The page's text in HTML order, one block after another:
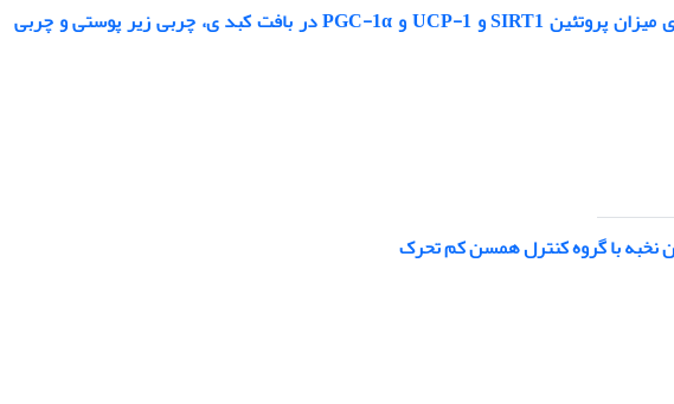
تاثیر چهارده هفته فعالیت هوازی همزمان با مکمل‌دهی رزوراترول روی میزان پروتئین SIRT1 و UCP-1 و PGC-1α در بافت کبد ی، چربی زیر پوستی و چربی
نخبه با گروه کنترل همسن کم تحرک